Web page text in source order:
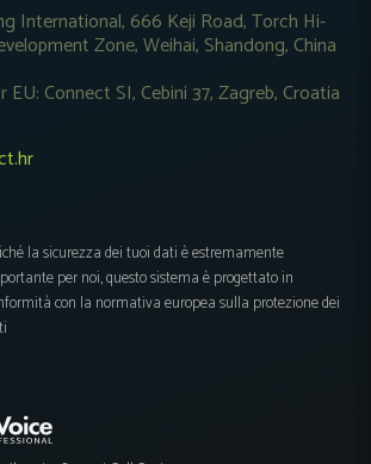
International, 666 Keji Road, Torch Hi-
Zone, Weihai, Shandong, China
Connect SI, Cebini 37, Zagreb, Croatia
la sicurezza dei tuoi dati è estremamente
per noi, questo sistema è progettato in
con la normativa europea sulla protezione dei